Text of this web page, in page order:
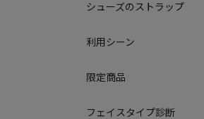
シューズのストラップ
利用シーン
限定商品
フェイスタイプ診断